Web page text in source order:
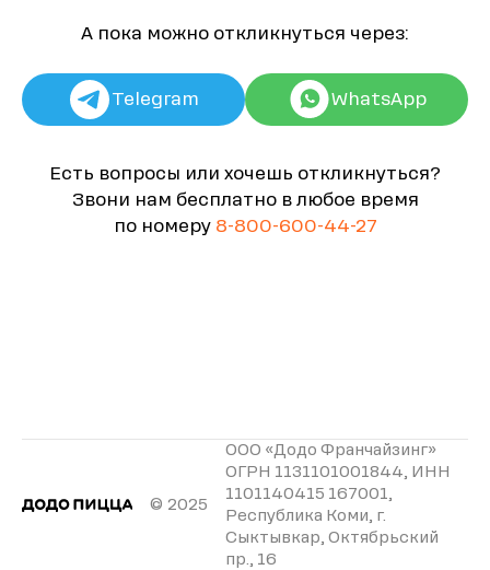
А пока можно откликнуться через:
Telegram WhatsApp
Есть вопросы или хочешь откликнуться?
Звони нам бесплатно в любое время
по номеру 8-800-600-44-27
© 2025
ООО «Додо Франчайзинг»
ОГРН 1131101001844, ИНН
1101140415 167001,
Республика Коми, г.
Сыктывкар, Октябрьский
пр., 16